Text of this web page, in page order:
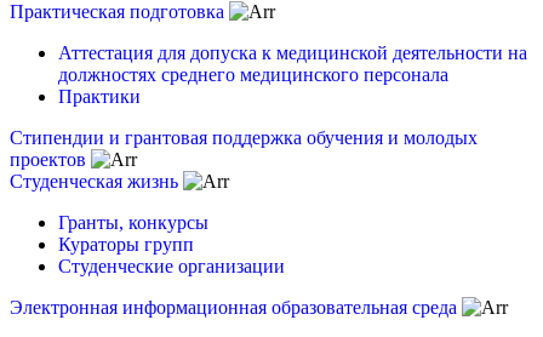
Практическая подготовка
Аттестация для допуска к медицинской деятельности на
должностях среднего медицинского персонала
Практики
Стипендии и грантовая поддержка обучения и молодых
проектов
Студенческая жизнь
Гранты, конкурсы
Кураторы групп
Студенческие организации
Электронная информационная образовательная среда